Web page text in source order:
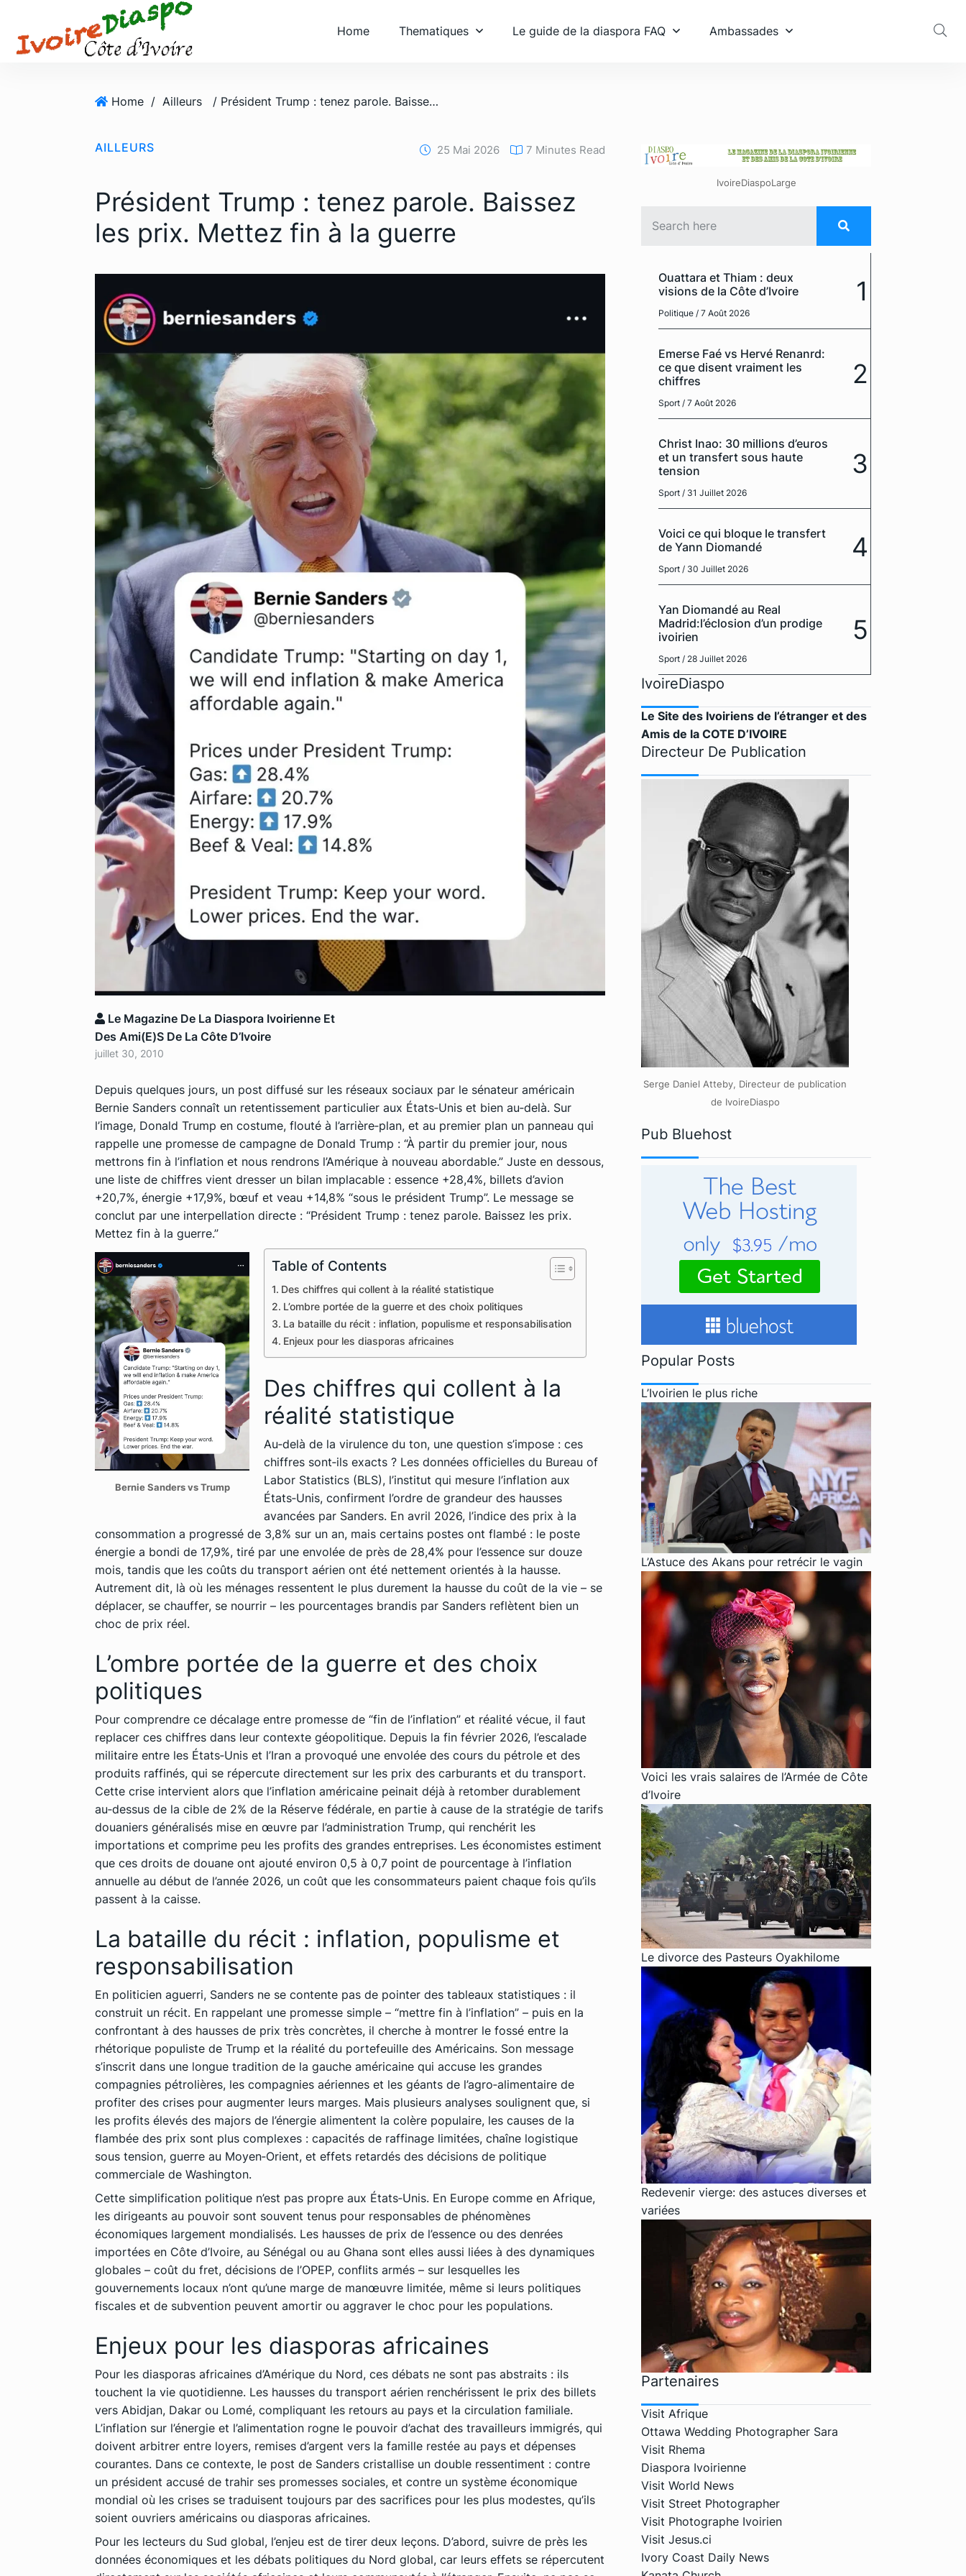
Home Thematiques Le guide de la diaspora FAQ Ambassades
Home / Ailleurs / Président Trump : tenez parole. Baissez les prix. Mettez fin à la guerre
AILLEURS 25 Mai 2026 7 Minutes Read
Président Trump : tenez parole. Baissez
les prix. Mettez fin à la guerre
Le Magazine De La Diaspora Ivoirienne Et
Des Ami(e)s De La Côte D’Ivoire
juillet 30, 2010
Depuis quelques jours, un post diffusé sur les réseaux sociaux par le sénateur américain
Bernie Sanders connaît un retentissement particulier aux États‑Unis et bien au‑delà. Sur
l’image, Donald Trump en costume, flouté à l’arrière‑plan, et au premier plan un panneau qui
rappelle une promesse de campagne de Donald Trump : “À partir du premier jour, nous
mettrons fin à l’inflation et nous rendrons l’Amérique à nouveau abordable.” Juste en dessous,
une liste de chiffres vient dresser un bilan implacable : essence +28,4%, billets d’avion
+20,7%, énergie +17,9%, bœuf et veau +14,8% “sous le président Trump”. Le message se
conclut par une interpellation directe : “Président Trump : tenez parole. Baissez les prix.
Mettez fin à la guerre.”
Bernie Sanders vs Trump
Table of Contents
Des chiffres qui collent à la réalité statistique
L’ombre portée de la guerre et des choix politiques
La bataille du récit : inflation, populisme et responsabilisation
Enjeux pour les diasporas africaines
Des chiffres qui collent à la
réalité statistique
Au‑delà de la virulence du ton, une question s’impose : ces
chiffres sont‑ils exacts ? Les données officielles du Bureau of
Labor Statistics (BLS), l’institut qui mesure l’inflation aux
États‑Unis, confirment l’ordre de grandeur des hausses
avancées par Sanders. En avril 2026, l’indice des prix à la
consommation a progressé de 3,8% sur un an, mais certains postes ont flambé : le poste
énergie a bondi de 17,9%, tiré par une envolée de près de 28,4% pour l’essence sur douze
mois, tandis que les coûts du transport aérien ont été nettement orientés à la hausse.
Autrement dit, là où les ménages ressentent le plus durement la hausse du coût de la vie – se
déplacer, se chauffer, se nourrir – les pourcentages brandis par Sanders reflètent bien un
choc de prix réel.
L’ombre portée de la guerre et des choix
politiques
Pour comprendre ce décalage entre promesse de “fin de l’inflation” et réalité vécue, il faut
replacer ces chiffres dans leur contexte géopolitique. Depuis la fin février 2026, l’escalade
militaire entre les États‑Unis et l’Iran a provoqué une envolée des cours du pétrole et des
produits raffinés, qui se répercute directement sur les prix des carburants et du transport.
Cette crise intervient alors que l’inflation américaine peinait déjà à retomber durablement
au‑dessus de la cible de 2% de la Réserve fédérale, en partie à cause de la stratégie de tarifs
douaniers généralisés mise en œuvre par l’administration Trump, qui renchérit les
importations et comprime peu les profits des grandes entreprises. Les économistes estiment
que ces droits de douane ont ajouté environ 0,5 à 0,7 point de pourcentage à l’inflation
annuelle au début de l’année 2026, un coût que les consommateurs paient chaque fois qu’ils
passent à la caisse.
La bataille du récit : inflation, populisme et
responsabilisation
En politicien aguerri, Sanders ne se contente pas de pointer des tableaux statistiques : il
construit un récit. En rappelant une promesse simple – “mettre fin à l’inflation” – puis en la
confrontant à des hausses de prix très concrètes, il cherche à montrer le fossé entre la
rhétorique populiste de Trump et la réalité du portefeuille des Américains. Son message
s’inscrit dans une longue tradition de la gauche américaine qui accuse les grandes
compagnies pétrolières, les compagnies aériennes et les géants de l’agro‑alimentaire de
profiter des crises pour augmenter leurs marges. Mais plusieurs analyses soulignent que, si
les profits élevés des majors de l’énergie alimentent la colère populaire, les causes de la
flambée des prix sont plus complexes : capacités de raffinage limitées, chaîne logistique
sous tension, guerre au Moyen‑Orient, et effets retardés des décisions de politique
commerciale de Washington.
Cette simplification politique n’est pas propre aux États‑Unis. En Europe comme en Afrique,
les dirigeants au pouvoir sont souvent tenus pour responsables de phénomènes
économiques largement mondialisés. Les hausses de prix de l’essence ou des denrées
importées en Côte d’Ivoire, au Sénégal ou au Ghana sont elles aussi liées à des dynamiques
globales – coût du fret, décisions de l’OPEP, conflits armés – sur lesquelles les
gouvernements locaux n’ont qu’une marge de manœuvre limitée, même si leurs politiques
fiscales et de subvention peuvent amortir ou aggraver le choc pour les populations.
Enjeux pour les diasporas africaines
Pour les diasporas africaines d’Amérique du Nord, ces débats ne sont pas abstraits : ils
touchent la vie quotidienne. Les hausses du transport aérien renchérissent le prix des billets
vers Abidjan, Dakar ou Lomé, compliquant les retours au pays et la circulation familiale.
L’inflation sur l’énergie et l’alimentation rogne le pouvoir d’achat des travailleurs immigrés, qui
doivent arbitrer entre loyers, remises d’argent vers la famille restée au pays et dépenses
courantes. Dans ce contexte, le post de Sanders cristallise un double ressentiment : contre
un président accusé de trahir ses promesses sociales, et contre un système économique
mondial où les crises se traduisent toujours par des sacrifices pour les plus modestes, qu’ils
soient ouvriers américains ou diasporas africaines.
Pour les lecteurs du Sud global, l’enjeu est de tirer deux leçons. D’abord, suivre de près les
données économiques et les débats politiques du Nord global, car leurs effets se répercutent
IvoireDiaspoLarge
Ouattara et Thiam : deux
visions de la Côte d’Ivoire
Politique / 7 Août 2026
1
Emerse Faé vs Hervé Renanrd:
ce que disent vraiment les
chiffres
Sport / 7 Août 2026
2
Christ Inao: 30 millions d’euros
et un transfert sous haute
tension
Sport / 31 Juillet 2026
3
Voici ce qui bloque le transfert
de Yann Diomandé
Sport / 30 Juillet 2026
4
Yan Diomandé au Real
Madrid:l’éclosion d’un prodige
ivoirien
Sport / 28 Juillet 2026
5
IvoireDiaspo
Le Site des Ivoiriens de l’étranger et des
Amis de la COTE D’IVOIRE
Directeur De Publication
Serge Daniel Atteby, Directeur de publication
de IvoireDiaspo
Pub Bluehost
Popular Posts
L’Ivoirien le plus riche
L’Astuce des Akans pour retrécir le vagin
Voici les vrais salaires de l’Armée de Côte
d’Ivoire
Le divorce des Pasteurs Oyakhilome
Redevenir vierge: des astuces diverses et
variées
Partenaires
Visit Afrique
Ottawa Wedding Photographer Sara
Visit Rhema
Diaspora Ivoirienne
Visit World News
Visit Street Photographer
Visit Photographe Ivoirien
Visit Jesus.ci
Ivory Coast Daily News